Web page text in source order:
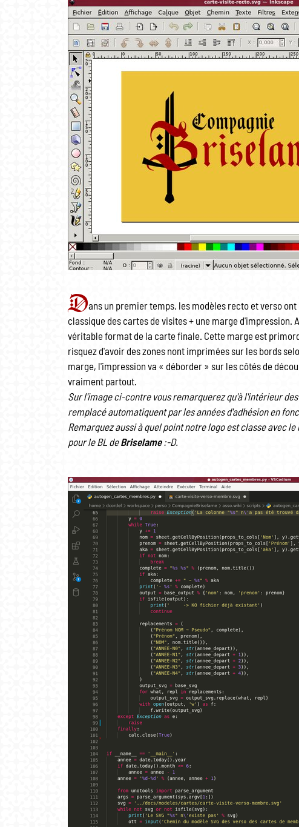
Dans un premier temps, les modèles recto et verso
classique des cartes de visites + une marge d'impression.
véritable format de la carte finale. Cette marge est
risquez d'avoir des zones nont imprimées sur les bords
marge, l'impression va « déborder » sur les côtés de
vraiment partout.
Sur l'image ci-contre vous remarquerez qu'à l'intérieur des
remplacé automatiquent par les années d'adhésion en
Remarquez aussi à quel point notre logo est classe avec
pour le BL deBriselame:-D.